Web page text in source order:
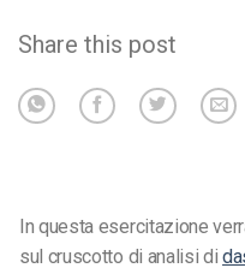
Share this post
In questa esercitazione
sul cruscotto di analisi di